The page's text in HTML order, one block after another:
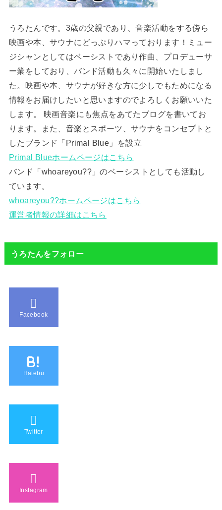
うろたんです。3歳の父親であり、音楽活動をする傍ら
映画や本、サウナにどっぷりハマっております！ミュー
ジシャンとしてはベーシストであり作曲、プロデューサ
ー業をしており、バンド活動も久々に開始いたしまし
た。映画や本、サウナが好きな方に少しでもためになる
情報をお届けしたいと思いますのでよろしくお願いいた
します。 映画音楽にも焦点をあてたブログを書いてお
ります。また、音楽とスポーツ、サウナをコンセプトと
したブランド「Primal Blue」を設立
Primal Blueホームページはこちら
バンド「whoareyou??」のベーシストとしても活動し
ています。
whoareyou??ホームページはこちら
運営者情報の詳細はこちら
うろたんをフォロー
Facebook
B!
Hatebu
Twitter
Instagram